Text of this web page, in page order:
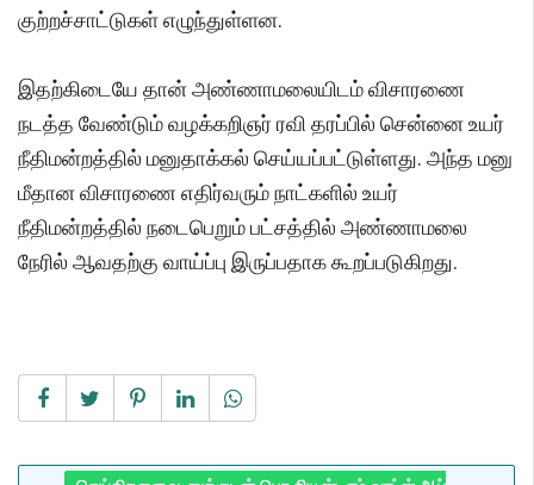
குற்றச்சாட்டுகள் எழுந்துள்ளன.
இதற்கிடையே தான் அண்ணாமலையிடம் விசாரணை
நடத்த வேண்டும் வழக்கறிஞர் ரவி தரப்பில் சென்னை உயர்
நீதிமன்றத்தில் மனுதாக்கல் செய்யப்பட்டுள்ளது. அந்த மனு
மீதான விசாரணை எதிர்வரும் நாட்களில் உயர்
நீதிமன்றத்தில் நடைபெறும் பட்சத்தில் அண்ணாமலை
நேரில் ஆவதற்கு வாய்ப்பு இருப்பதாக கூறப்படுகிறது.